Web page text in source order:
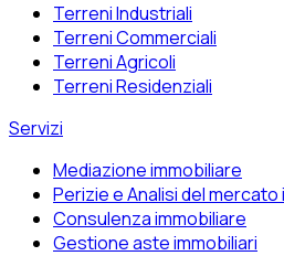
Terreni Industriali
Terreni Commerciali
Terreni Agricoli
Terreni Residenziali
Servizi
Mediazione immobiliare
Perizie e Analisi del mercato
Consulenza immobiliare
Gestione aste immobiliari